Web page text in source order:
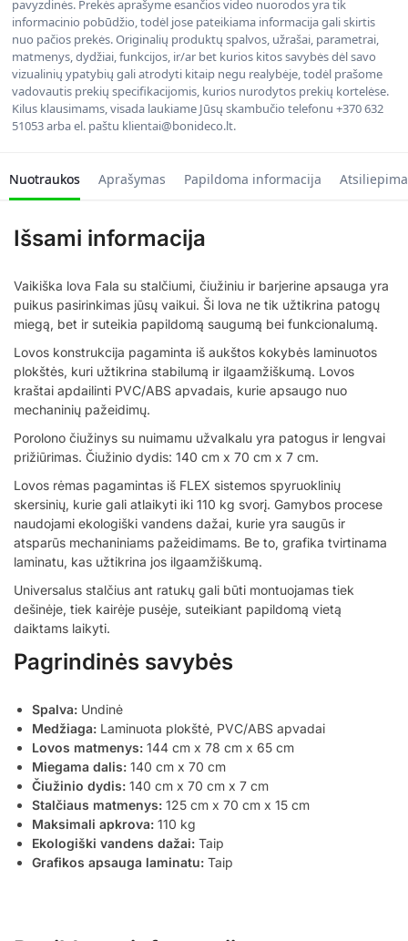
pavyzdinės. Prekės aprašyme esančios video nuorodos yra tik
informacinio pobūdžio, todėl jose pateikiama informacija gali skirtis
nuo pačios prekės. Originalių produktų spalvos, užrašai, parametrai,
matmenys, dydžiai, funkcijos, ir/ar bet kurios kitos savybės dėl savo
vizualinių ypatybių gali atrodyti kitaip negu realybėje, todėl prašome
vadovautis prekių specifikacijomis, kurios nurodytos prekių kortelėse.
Kilus klausimams, visada laukiame Jūsų skambučio telefonu +370 632
51053 arba el. paštu klientai@bonideco.lt.
Nuotraukos Aprašymas Papildoma informacija
Išsami informacija
Vaikiška lova Fala su stalčiumi, čiužiniu ir barjerine apsauga yra
puikus pasirinkimas jūsų vaikui. Ši lova ne tik užtikrina patogų
miegą, bet ir suteikia papildomą saugumą bei funkcionalumą.
Lovos konstrukcija pagaminta iš aukštos kokybės laminuotos
plokštės, kuri užtikrina stabilumą ir ilgaamžiškumą. Lovos
kraštai apdailinti PVC/ABS apvadais, kurie apsaugo nuo
mechaninių pažeidimų.
Porolono čiužinys su nuimamu užvalkalu yra patogus ir lengvai
prižiūrimas. Čiužinio dydis: 140 cm x 70 cm x 7 cm.
Lovos rėmas pagamintas iš FLEX sistemos spyruoklinių
skersinių, kurie gali atlaikyti iki 110 kg svorį. Gamybos procese
naudojami ekologiški vandens dažai, kurie yra saugūs ir
atsparūs mechaniniams pažeidimams. Be to, grafika tvirtinama
laminatu, kas užtikrina jos ilgaamžiškumą.
Universalus stalčius ant ratukų gali būti montuojamas tiek
dešinėje, tiek kairėje pusėje, suteikiant papildomą vietą
daiktams laikyti.
Pagrindinės savybės
Spalva: Undinė
Medžiaga: Laminuota plokštė, PVC/ABS apvadai
Lovos matmenys: 144 cm x 78 cm x 65 cm
Miegama dalis: 140 cm x 70 cm
Čiužinio dydis: 140 cm x 70 cm x 7 cm
Stalčiaus matmenys: 125 cm x 70 cm x 15 cm
Maksimali apkrova: 110 kg
Ekologiški vandens dažai: Taip
Grafikos apsauga laminatu: Taip